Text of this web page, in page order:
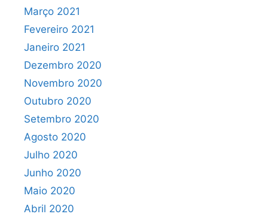
Março 2021
Fevereiro 2021
Janeiro 2021
Dezembro 2020
Novembro 2020
Outubro 2020
Setembro 2020
Agosto 2020
Julho 2020
Junho 2020
Maio 2020
Abril 2020